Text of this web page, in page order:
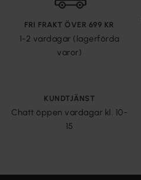
FRI FRAKT ÖVER 699 KR
1-2 vardagar (lagerförda
varor)
KUNDTJÄNST
Chatt öppen vardagar kl. 10-
15